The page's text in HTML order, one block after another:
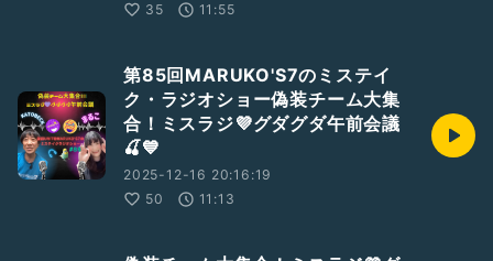
35
11:55
第85回MARUKO'S7のミステイ
ク・ラジオショー偽装チーム大集
合！ミスラジ💜グダグダ午前会議
🍒💙
2025-12-16 20:16:19
50
11:13